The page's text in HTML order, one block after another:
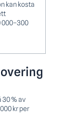
kan kosta
000–300
30 % av
kr per